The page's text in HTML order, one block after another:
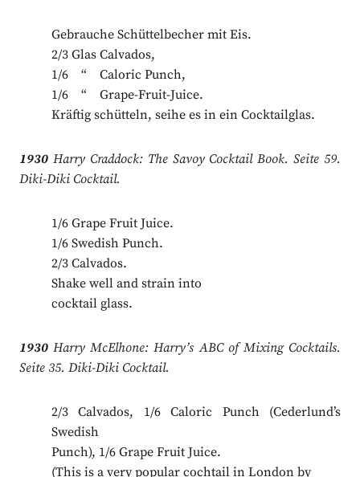
Gebrauche Schüttelbecher mit Eis.
2/3 Glas Calvados,
1/6 “ Caloric Punch,
1/6 “ Grape-Fruit-Juice.
Kräftig schütteln, seihe es in ein Cocktailglas.
1930Harry Craddock: The Savoy Cocktail Book. Seite 59.
Diki-Diki Cocktail.
1/6 Grape Fruit Juice.
1/6 Swedish Punch.
2/3 Calvados.
Shake well and strain into
cocktail glass.
1930Harry McElhone: Harry’s ABC of Mixing Cocktails.
Seite 35. Diki-Diki Cocktail.
2/3 Calvados, 1/6 Caloric Punch (Cederlund’s
Swedish
Punch), 1/6 Grape Fruit Juice.
(This is a very popular cochtail in London by